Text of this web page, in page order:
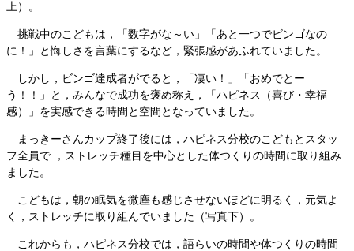
上）。
挑戦中のこどもは，「数字がな～い」「あと一つでビンゴなの
に！」と悔しさを言葉にするなど，緊張感があふれていました。
しかし，ビンゴ達成者がでると，「凄い！」「おめでとー
う！！」と，みんなで成功を褒め称え，「ハピネス（喜び・幸福
感）」を実感できる時間と空間となっていました。
まっきーさんカップ終了後には，ハピネス分校のこどもとスタッ
フ全員で ，ストレッチ種目を中心とした体つくりの時間に取り組み
ました。
こどもは，朝の眠気を微塵も感じさせないほどに明るく，元気よ
く，ストレッチに取り組んでいました（写真下）。
これからも，ハピネス分校では，語らいの時間や体つくりの時間